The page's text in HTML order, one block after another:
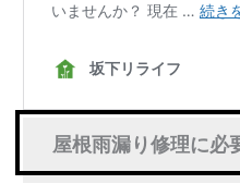
屋根雨漏り修理に必